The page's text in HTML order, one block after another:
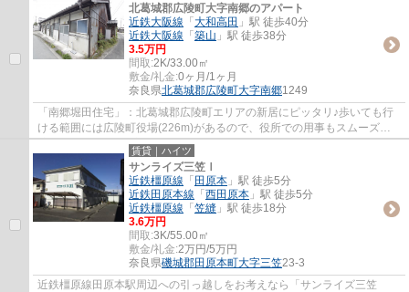
北葛城郡広陵町大字南郷のアパート
近鉄大阪線 「 大和高田 」駅 徒歩40分
近鉄大阪線 「 築山 」駅 徒歩38分
3.5万円
間取:2K/33.00㎡
敷金/礼金:0ヶ月/1ヶ月
奈良県北葛城郡広陵町大字南郷1249
「南郷堀田住宅」：北葛城郡広陵町エリアの新居にピッタリ♪歩いても行
ける範囲には広陵町役場(226m)があるので、役所での用事もスムーズに
済ませられます♪快適な生活を近鉄大阪線大和...
賃貸｜ハイツ
サンライズ三笠Ⅰ
近鉄橿原線 「 田原本 」駅 徒歩5分
近鉄田原本線 「 西田原本 」駅 徒歩5分
近鉄橿原線 「 笠縫 」駅 徒歩18分
3.6万円
間取:3K/55.00㎡
敷金/礼金:2万円/5万円
奈良県磯城郡田原本町大字三笠23-3
近鉄橿原線田原本駅周辺への引っ越しをお考えなら「サンライズ三笠